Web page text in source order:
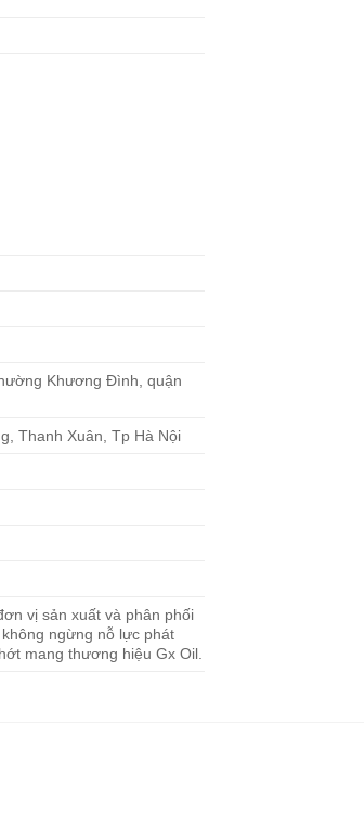
Khương Đình, quận
Thanh Xuân, Tp Hà Nội
vị sản xuất và phân phối
ngừng nỗ lực phát
mang thương hiệu Gx Oil.